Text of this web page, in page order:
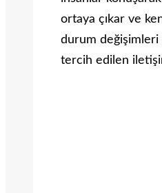
ortaya çıkar ve
durum değişimleri
tercih edilen